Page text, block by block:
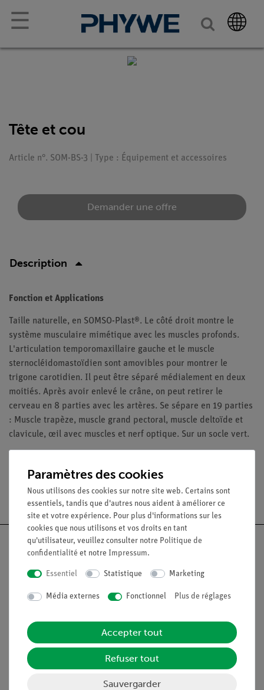
☰
Tête et cou
Article n°. SOM-BS-3 | Type : Équipement et accessoires
Demander une offre
Description
Fonction et Applications
Taille naturelle, en SOMSO-Plast®. Le côté droit montre le
système musculaire mimétique avec les muscles profonds.
L'articulation temporomaxillaire gauche et le muscle
sternocléidomastoïdien sont amovibles pour montrer le
trigone carotidien. Il peut être séparé médialement en deux
moitiés. Après avoir enlevé le crâne, on peut retirer le
cerveau en 8 parties avec les artères. Se sépare en 19 parties
: Muscle trapèze, muscle grand pectoral, muscle deltoïde et
clavicule, œil avec muscles et nerf optique. Sur un socle vert.
Livraison gratuite à partir de 300,- €.
Nach oben
Légal
Contact
Conditions générales de vente
Déclaration de confidentialité
Paramètres des cookies
Nous utilisons des cookies sur notre site web. Certains sont
essentiels, tandis que d'autres nous aident à améliorer ce
site et votre expérience. Pour plus d'informations sur les
cookies que nous utilisons et vos droits en tant
qu'utilisateur, veuillez consulter notre Politique de
confidentialité et notre Impressum.
Essentiel Statistique Marketing
Média externes Fonctionnel Plus de réglages
Accepter tout
Refuser tout
Sauvergarder